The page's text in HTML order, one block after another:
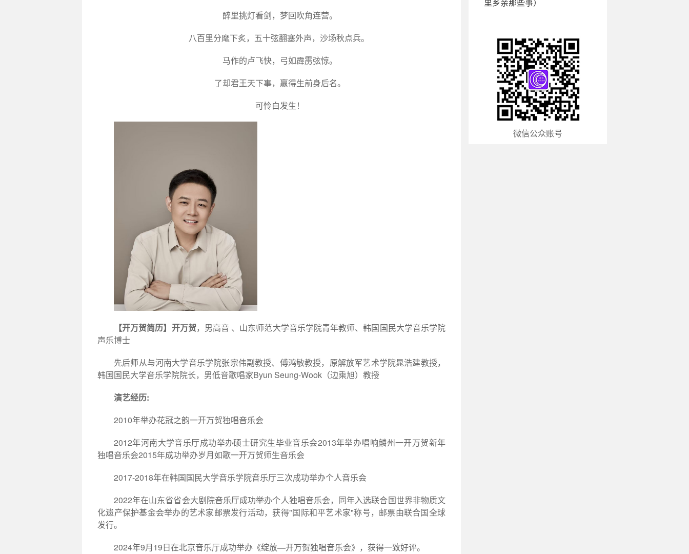
醉里挑灯看剑，梦回吹角连营。
八百里分麾下炙，五十弦翻塞外声，沙场秋点兵。
马作的卢飞快，弓如霹雳弦惊。
了却君王天下事，赢得生前身后名。
可怜白发生！
【开万贺简历】 开万贺 ，男高音 、山东师范大学音乐学院青年教师、韩国国民大学音乐学院
声乐博士
先后师从与河南大学音乐学院张宗伟副教授、傅鸿敏教授，原解放军艺术学院晁浩建教授，
韩国国民大学音乐学院院长，男低音歌唱家Byun Seung-Wook （边乘旭）教授
演艺经历:
2010年举办花冠之韵一开万贺独唱音乐会
2012年河南大学音乐厅成功举办硕士研究生毕业音乐会2013年举办唱响麟州一开万贺新年
独唱音乐会2015年成功举办岁月如歌一开万贺师生音乐会
2017-2018年在韩国国民大学音乐学院音乐厅三次成功举办个人音乐会
2022年在山东省省会大剧院音乐厅成功举办个人独唱音乐会，同年入选联合国世界非物质文
化遗产保护基金会举办的艺术家邮票发行活动，获得" 国际和平艺术家"称号，邮票由联合国全球
发行。
2024年9月 19 日在北京音乐厅成功举办《绽放—开万贺独唱音乐会》，获得一致好评。
微信公众账号